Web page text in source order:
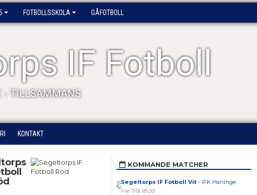
FOTBOLLSSKOLA GÅFOTBOLL
IF Fotboll
- TILLSAMMANS
KONTAKT
KOMMANDE MATCHER
Segeltorps IF Fotboll Vit- IFK Haninge
Fre 7/8 18:00